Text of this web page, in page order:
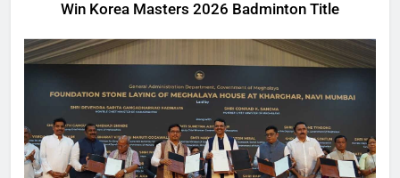
Win Korea Masters 2026 Badminton Title